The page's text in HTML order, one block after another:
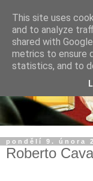
pondělí 9. února
Roberto
This site uses
and to analyze
shared with
metrics to ensure
statistics, and to